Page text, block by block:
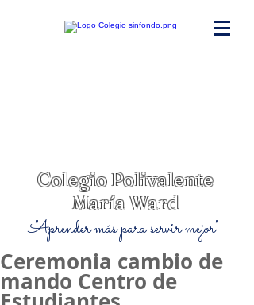
Colegio Polivalente
María Ward
"Aprender más para servir mejor"
Ceremonia cambio de
mando Centro de